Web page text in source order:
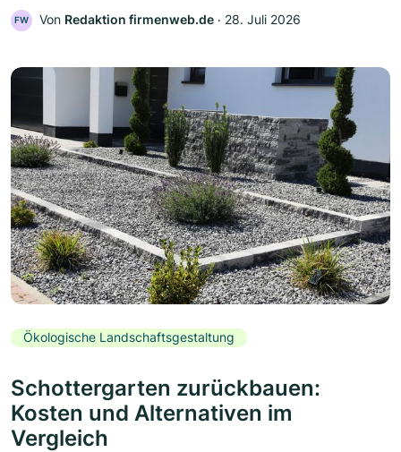
FW Von Redaktion firmenweb.de ‧ 28. Juli 2026
Ökologische Landschaftsgestaltung
Schottergarten zurückbauen:
Kosten und Alternativen im
Vergleich